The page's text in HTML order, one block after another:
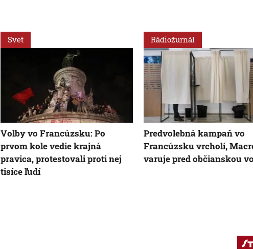
Svet
Voľby vo Francúzsku: Po
prvom kole vedie krajná
pravica, protestovali proti nej
tisíce ľudí
Rádiožurnál
Predvolebná kampaň vo
Francúzsku vrcholí,
varuje pred občianskou